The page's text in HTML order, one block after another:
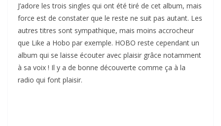
J’adore les trois singles qui ont été tiré de cet album, mais
force est de constater que le reste ne suit pas autant. Les
autres titres sont sympathique, mais moins accrocheur
que Like a Hobo par exemple. HOBO reste cependant un
album qui se laisse écouter avec plaisir grâce notamment
à sa voix ! Il y a de bonne découverte comme ça à la
radio qui font plaisir.